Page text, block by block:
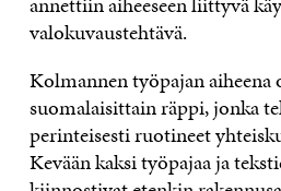
valokuvaustehtävä.
Kolmannen työpajan aiheena
suomalaisittain räppi, jonka
perinteisesti ruotineet
Kevään kaksi työpajaa ja